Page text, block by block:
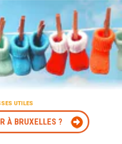
UTILES
À BRUXELLES ?